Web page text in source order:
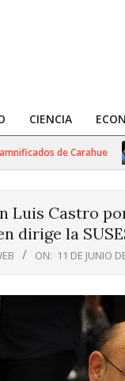
CIENCIA
de Carahue
Luis Castro
dirige la
ON: 11 DE JUNIO